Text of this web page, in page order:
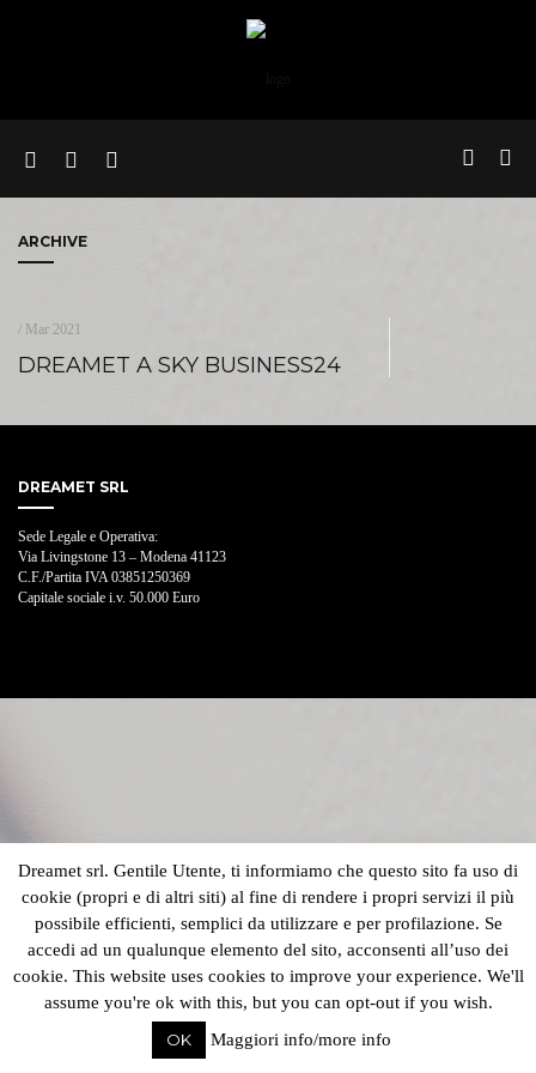
ARCHIVE
/ Mar 2021
DREAMET A SKY BUSINESS24
DREAMET SRL
Sede Legale e Operativa:
Via Livingstone 13 – Modena 41123
C.F./Partita IVA 03851250369
Capitale sociale i.v. 50.000 Euro
Dreamet srl. Gentile Utente, ti informiamo che questo sito fa uso di
cookie (propri e di altri siti) al fine di rendere i propri servizi il più
possibile efficienti, semplici da utilizzare e per profilazione. Se
accedi ad un qualunque elemento del sito, acconsenti all’uso dei
cookie. This website uses cookies to improve your experience. We'll
assume you're ok with this, but you can opt-out if you wish.
OK
Maggiori info/more info